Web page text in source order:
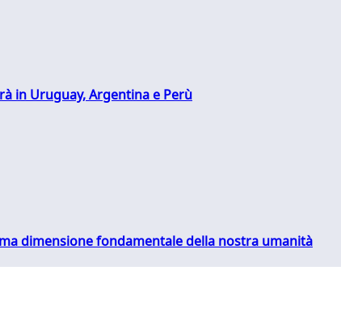
in Uruguay, Argentina e Perù
dimensione fondamentale della nostra umanità